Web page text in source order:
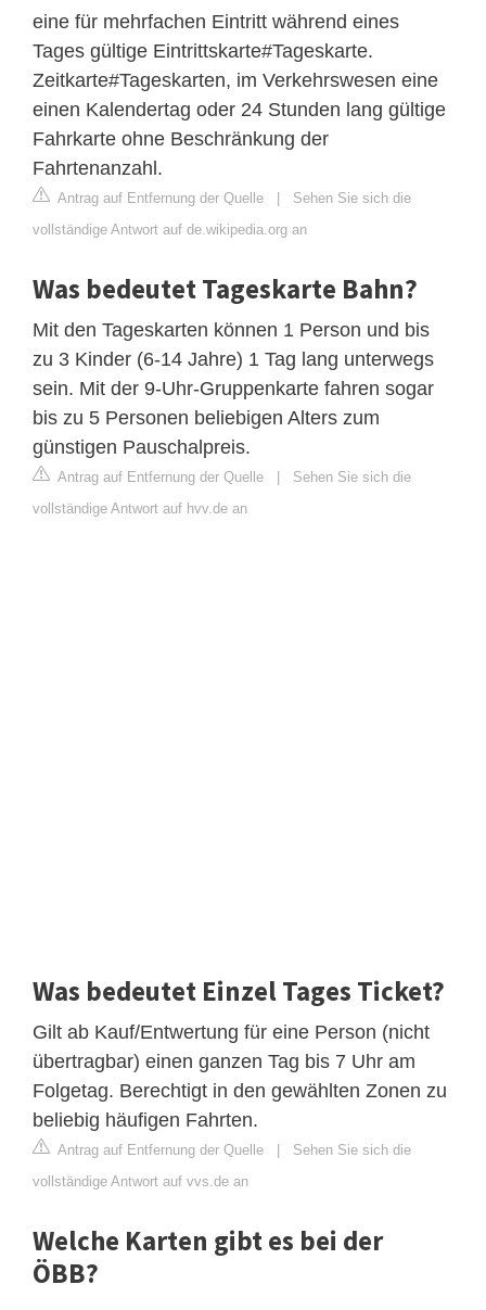
eine für mehrfachen Eintritt während eines
Tages gültige Eintrittskarte#Tageskarte.
Zeitkarte#Tageskarten, im Verkehrswesen eine
einen Kalendertag oder 24 Stunden lang gültige
Fahrkarte ohne Beschränkung der
Fahrtenanzahl.
Antrag auf Entfernung der Quelle
Sehen Sie sich die
vollständige Antwort auf de.wikipedia.org an
Was bedeutet Tageskarte Bahn?
Mit den Tageskarten können 1 Person und bis
zu 3 Kinder (6-14 Jahre) 1 Tag lang unterwegs
sein. Mit der 9-Uhr-Gruppenkarte fahren sogar
bis zu 5 Personen beliebigen Alters zum
günstigen Pauschalpreis.
Antrag auf Entfernung der Quelle
Sehen Sie sich die
vollständige Antwort auf hvv.de an
Was bedeutet Einzel Tages Ticket?
Gilt ab Kauf/Entwertung für eine Person (nicht
übertragbar) einen ganzen Tag bis 7 Uhr am
Folgetag. Berechtigt in den gewählten Zonen zu
beliebig häufigen Fahrten.
Antrag auf Entfernung der Quelle
Sehen Sie sich die
vollständige Antwort auf vvs.de an
Welche Karten gibt es bei der
ÖBB?